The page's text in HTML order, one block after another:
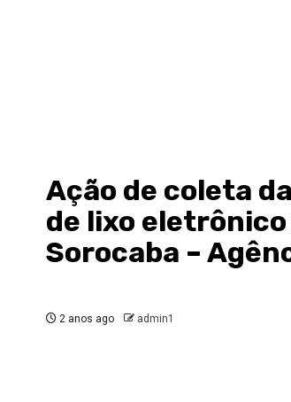
Ação de coleta
de lixo eletrônico
Sorocaba –
2 anos ago admin1